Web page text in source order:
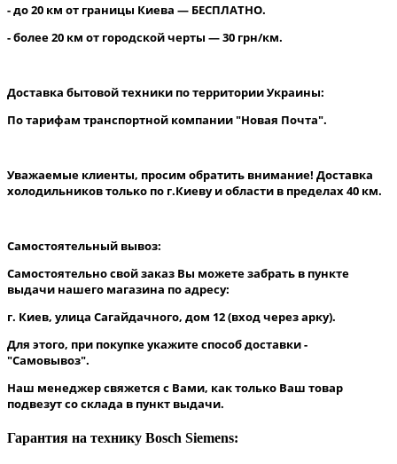
- до 20 км от границы Киева — БЕСПЛАТНО.
- более 20 км от городской черты — 30 грн/км.
Доставка бытовой техники по территории Украины:
По тарифам транспортной компании "Новая Почта".
Уважаемые клиенты, просим обратить внимание! Доставка
холодильников только по г.Киеву и области в пределах 40 км.
Самостоятельный вывоз:
Самостоятельно свой заказ Вы можете забрать в пункте
выдачи нашего магазина по адресу:
г. Киев, улица Сагайдачного, дом 12 (вход через арку).
Для этого, при покупке укажите способ доставки -
"Самовывоз".
Наш менеджер свяжется с Вами, как только Ваш товар
подвезут со склада в пункт выдачи.
Гарантия на технику Bosch Siemens: